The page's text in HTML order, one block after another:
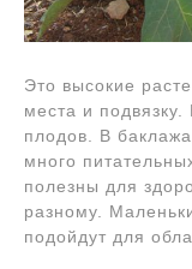
Это высокие
места и подвязку.
плодов. В
много
полезны для
разному.
подойдут для